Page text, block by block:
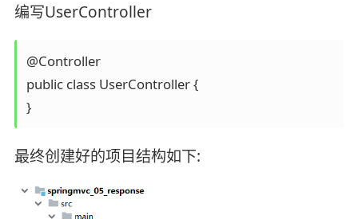
编写UserController
@Controller
public class UserController {
}
最终创建好的项目结构如下: